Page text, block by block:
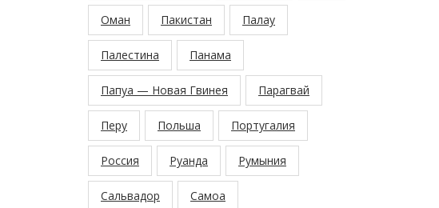
Оман Пакистан Палау
Палестина Панама
Папуа — Новая Гвинея Парагвай
Перу Польша Португалия
Россия Руанда Румыния
Сальвадор Самоа